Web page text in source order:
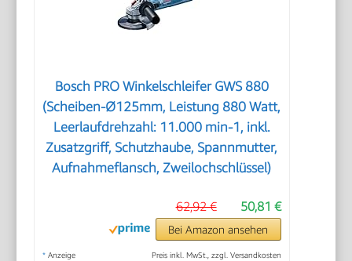
Bosch PRO Winkelschleifer GWS 880
(Scheiben-Ø125mm, Leistung 880 Watt,
Leerlaufdrehzahl: 11.000 min-1, inkl.
Zusatzgriff, Schutzhaube, Spannmutter,
Aufnahmeflansch, Zweilochschlüssel)
50,81 €
62,92 €
Bei Amazon ansehen
* Anzeige Preis inkl. MwSt., zzgl. Versandkosten